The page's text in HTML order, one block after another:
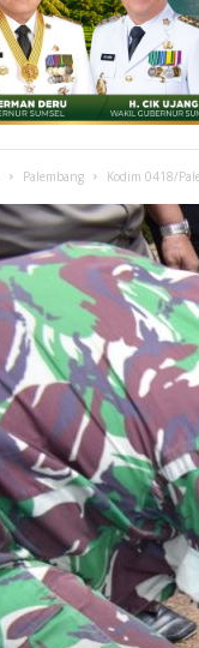
Palembang Kodim 0418/